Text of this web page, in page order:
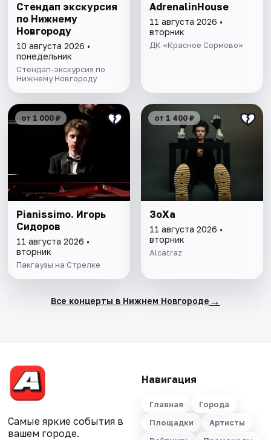
Стендап экскурсия
по Нижнему
Новгороду
10 августа 2026 •
понедельник
Стендап-экскурсия по
Нижнему Новгороду
AdrenalinHouse
11 августа 2026 •
вторник
ДК «Красное Сормово»
от 1 000 ₽
Pianissimo. Игорь
Сидоров
11 августа 2026 •
вторник
Пакгаузы на Стрелке
от 1 400 ₽
ЗоХа
11 августа 2026 •
вторник
Alcatraz
Все концерты в Нижнем Новгороде →
Самые яркие события в
вашем городе.
Навигация
Главная
Города
Площадки
Артисты